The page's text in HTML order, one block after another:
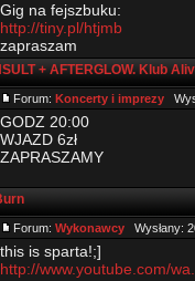
Gig na fejszbuku:
http://tiny.pl/htjmb
zapraszam
+ AFTERGLOW. Klub
Forum: Koncerty i imprezy
GODZ 20:00
WJAZD 6zł
ZAPRASZAMY
Forum: Wykonawcy Wysłany:
this is sparta!;]
http://www.youtube.com/